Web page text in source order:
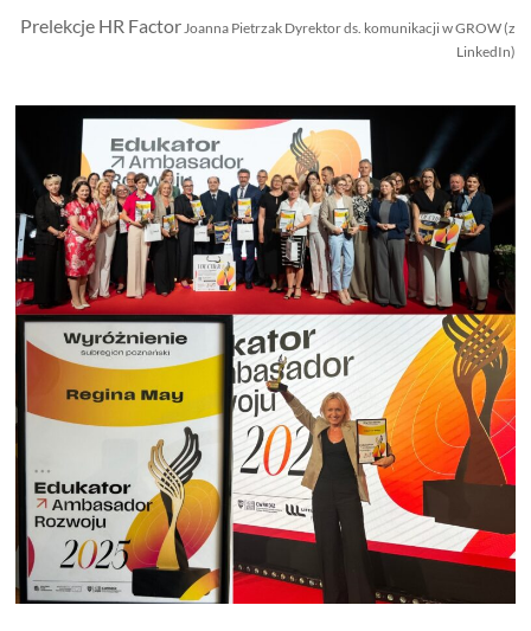
Prelekcje HR FactorJoanna Pietrzak Dyrektor ds. komunikacji w GROW (z
LinkedIn)